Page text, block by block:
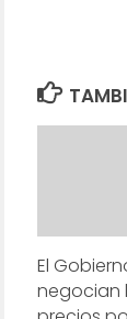
El
negocian